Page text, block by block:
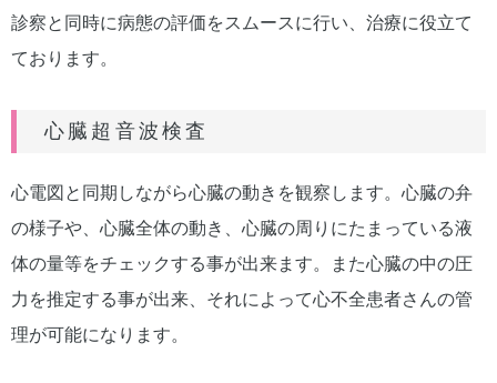
診察と同時に病態の評価をスムースに行い、治療に役立て
ております。
心臓超音波検査
心電図と同期しながら心臓の動きを観察します。心臓の弁
の様子や、心臓全体の動き、心臓の周りにたまっている液
体の量等をチェックする事が出来ます。また心臓の中の圧
力を推定する事が出来、それによって心不全患者さんの管
理が可能になります。